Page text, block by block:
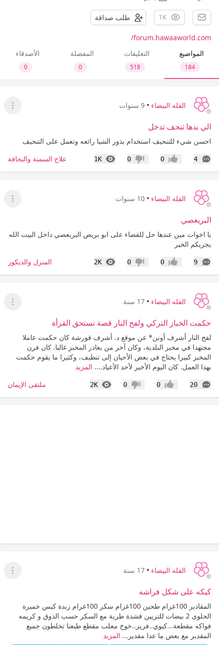
1K طلب صداقة
forum.hawaaworld.com/
المواضيع
184
التعليقات
518
المفضلة
0
الأصدقاء
0
الفله البيضاء • 9 سنوات
عرض
الي بدها تنحف تدخل
احسن شيء للتنحيف استخدام بذور الشيا رائعه وتعمل على التنحيف
4
التعليقات إعجاب0 عدم إعجاب
0
1K
المشاهدات علاج السمنة والنحافة
الفله البيضاء • 10 سنوات
عرض
البريعصي
يا اخوات مين عندها حل للقضاء على ابو بريص البريعصي داخل البيت الله
يجزيكم الخير
9
التعليقات إعجاب0 عدم إعجاب
0
2K
المشاهدات المنزل والديكور
الفله البيضاء • 17 سنة
عرض
حكمت الخباز التركي ولفح النار قصة تستحق القرأة
لفح النار أشرف أونن* عن موقع د. أشرف قورشة كان حكمت عاملا
مجتهدا في مخبز البلدية، وكان آخر من يغادر المخبز غالبا. كان فرن
المخبز كبيرا يحتاج في بعض الأحيان إلى تنظيف، وكثيرا ما يقوم حكمت
بهذا العمل. كان اليوم الأخير لأحد الأعياد.... المزيد
20
التعليقات إعجاب0 عدم إعجاب
0
2K
المشاهدات ملتقى الإيمان
الفله البيضاء • 17 سنة
عرض
كيكه على شكل فراشه
المقادير 100غرام طحين 100غرام سكر 100غرام زبدة كيس خميرة
الحلوى 2 بيضات للتزيين قشدة طرية مع السكر حسب الذوق و كريمه
فواكه مقطعة...كيوي..فريز..خوخ معلب مقطع طبعنا تخلطون جميع
المقدير مع بعض ما عدا مقدير... المزيد